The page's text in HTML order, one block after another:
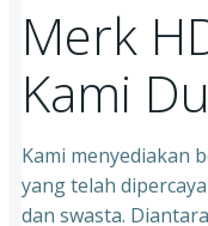
Merk
Kami
Kami menyediakan
yang telah
dan swasta.